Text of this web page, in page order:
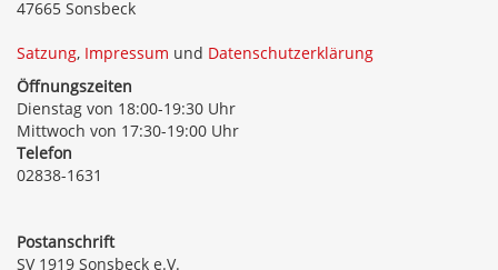
47665 Sonsbeck
Satzung, Impressum und Datenschutzerklärung
Öffnungszeiten
Dienstag von 18:00-19:30 Uhr
Mittwoch von 17:30-19:00 Uhr
Telefon
02838-1631
Postanschrift
SV 1919 Sonsbeck e.V.